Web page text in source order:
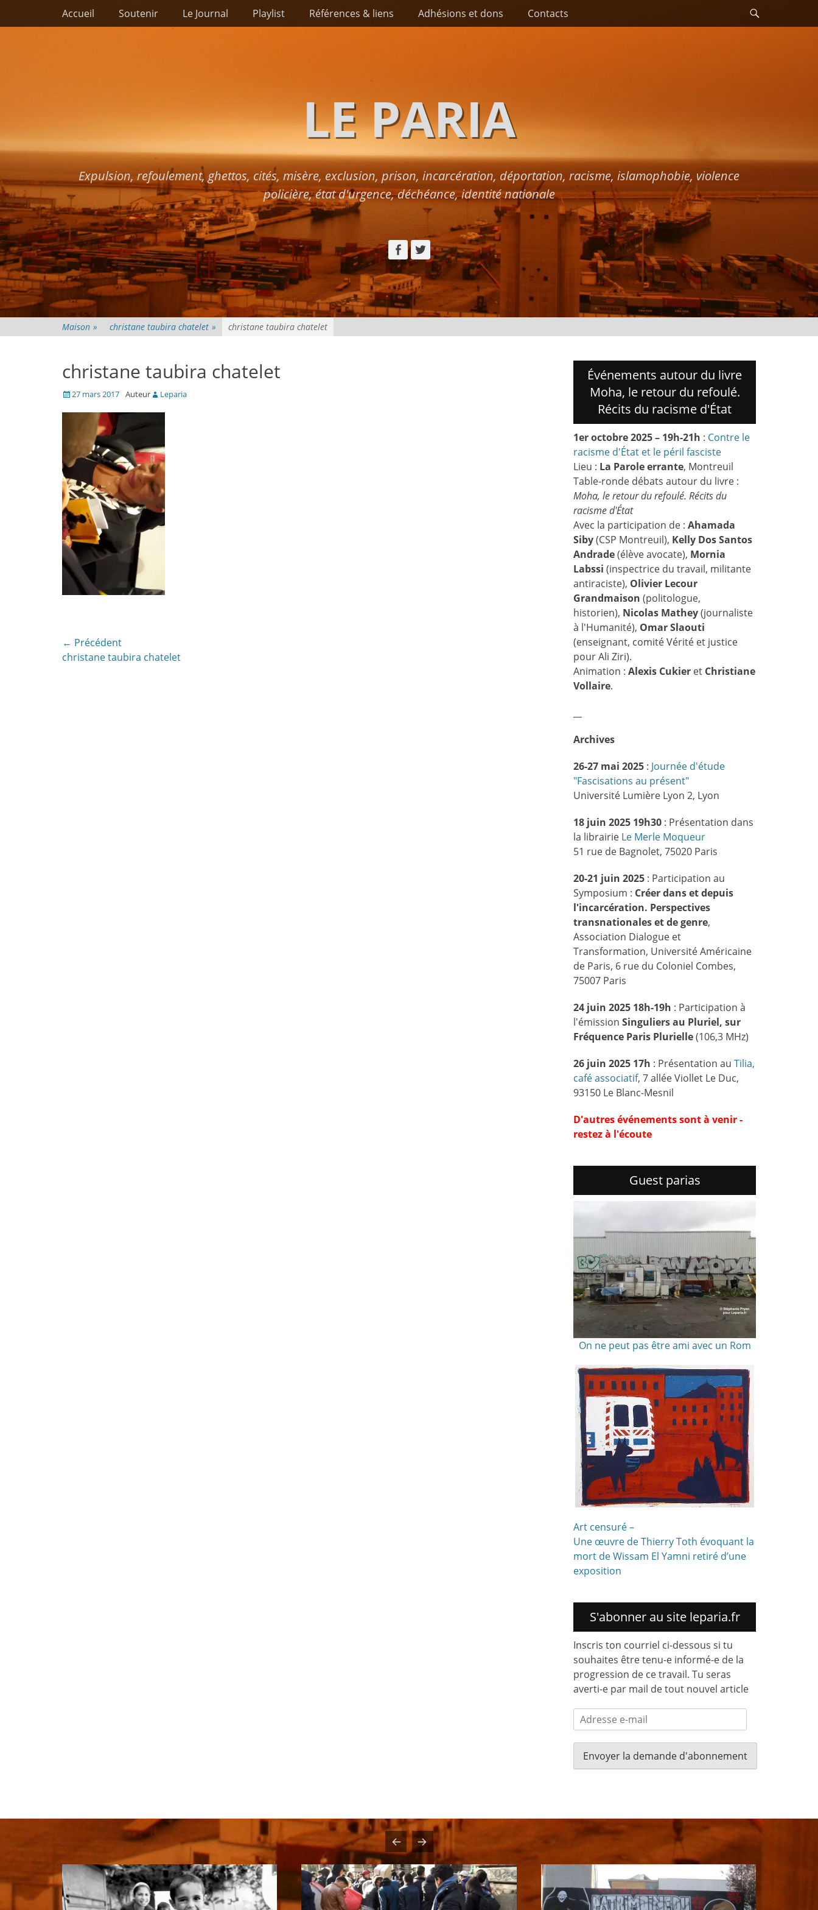
Passer
Premier menu
Accueil Soutenir Le Journal Playlist Références & liens Adhésions et dons Contacts
LE PARIA
Expulsion, refoulement, ghettos, cités, misère, exclusion, prison, incarcération, déportation, racisme, islamophobie, violence
policière, état d'urgence, déchéance, identité nationale
Facebook
Twitter
Maison » christane taubira chatelet » christane taubira chatelet
christane taubira chatelet
Posté27 mars 2017 Auteur Leparia
Navigation
de
← Précédent
Article
christane taubira chatelet
Événements autour du livre
Moha, le retour du refoulé.
Récits du racisme d'État
1er octobre 2025 – 19h-21h : Contre le
racisme d'État et le péril fasciste
Lieu : La Parole errante, Montreuil
Table-ronde débats autour du livre :
Moha, le retour du refoulé. Récits du
racisme d'État
Avec la participation de : Ahamada
Siby(CSP Montreuil), Kelly Dos Santos
Andrade(élève avocate), Mornia
Labssi (inspectrice du travail, militante
antiraciste), Olivier Lecour
Grandmaison (politologue,
historien), Nicolas Mathey(journaliste
à l'Humanité), Omar Slaouti
(enseignant, comité Vérité et justice
pour Ali Ziri).
Animation : Alexis Cukier et Christiane
Vollaire.
Archives
26-27 mai 2025 : Journée d'étude
"Fascisations au présent"
Université Lumière Lyon 2, Lyon
18 juin 2025 19h30 : Présentation dans
la librairie Le Merle Moqueur
51 rue de Bagnolet, 75020 Paris
20-21 juin 2025 : Participation au
Symposium : Créer dans et depuis
l'incarcération. Perspectives
transnationales et de genre,
Association Dialogue et
Transformation, Université Américaine
de Paris, 6 rue du Coloniel Combes,
75007 Paris
24 juin 2025 18h-19h : Participation à
l'émission Singuliers au Pluriel, sur
Fréquence Paris Plurielle(106,3 MHz)
26 juin 2025 17h : Présentation au Tilia,
café associatif, 7 allée Viollet Le Duc,
93150 Le Blanc-Mesnil
D'autres événements sont à venir -
restez à l'écoute
Guest parias
On ne peut pas être ami avec un Rom
Art censuré –
Une œuvre de Thierry Toth évoquant la
mort de Wissam El Yamni retiré d’une
exposition
S'abonner au site leparia.fr
Inscris ton courriel ci-dessous si tu
souhaites être tenu-e informé-e de la
progression de ce travail. Tu seras
averti-e par mail de tout nouvel article
Adresse
e-
mail